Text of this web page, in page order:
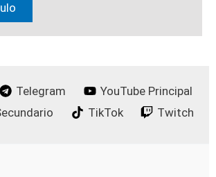
Telegram
YouTube Principal
TikTok Twitch